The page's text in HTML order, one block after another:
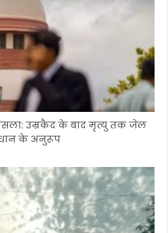
फैसला: उम्रकैद के बाद मृत्यु तक जेल
के अनुरूप